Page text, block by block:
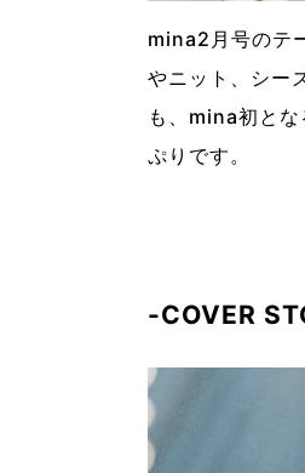
mina2月号のテ
やニット、シー
も、mina初と
ぷりです。
-COVER